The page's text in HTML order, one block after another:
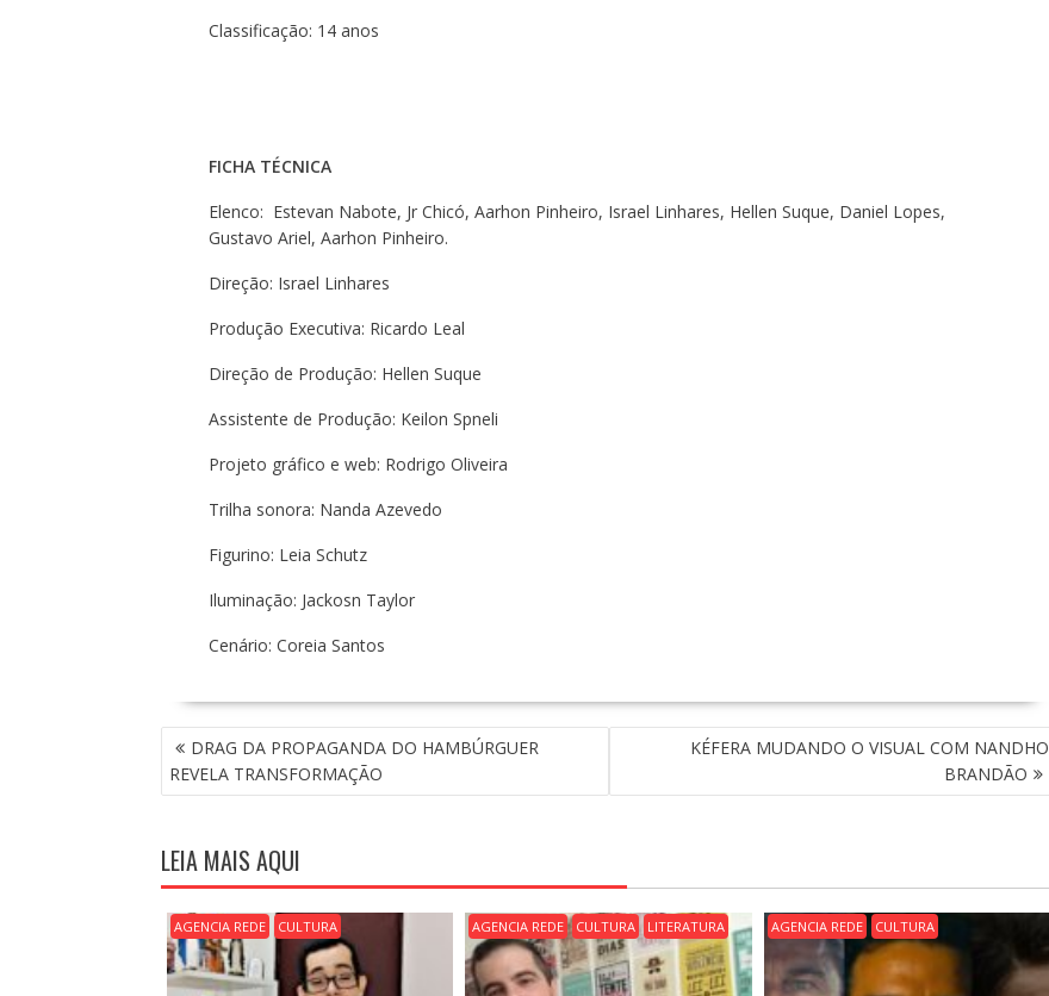
Classificação: 14 anos
FICHA TÉCNICA
Elenco: Estevan Nabote, Jr Chicó, Aarhon Pinheiro, Israel Linhares, Hellen Suque, Daniel Lopes,
Gustavo Ariel, Aarhon Pinheiro.
Direção: Israel Linhares
Produção Executiva: Ricardo Leal
Direção de Produção: Hellen Suque
Assistente de Produção: Keilon Spneli
Projeto gráfico e web: Rodrigo Oliveira
Trilha sonora: Nanda Azevedo
Figurino: Leia Schutz
Iluminação: Jackosn Taylor
Cenário: Coreia Santos
N
A
V
G
A
Ç
Ã
O
D
DRAG DA PROPAGANDA DO HAMBÚRGUER
REVELA TRANSFORMAÇÃO
KÉFERA MUDANDO O VISUAL COM NANDHO
BRANDÃO
LEIA MAIS AQUI
AGENCIA REDE CULTURA AGENCIA REDE CULTURA LITERATURA AGENCIA REDE CULTURA